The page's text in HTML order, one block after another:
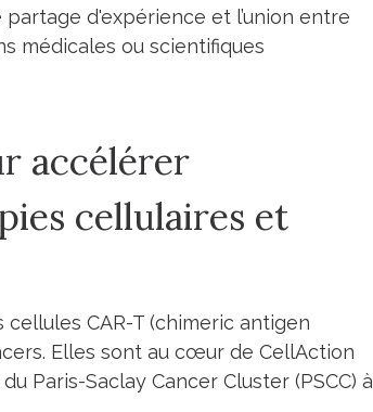
d'expérience et l’union entre
médicales ou scientifiques
accélérer
cellulaires et
CAR-T (chimeric antigen
Elles sont au cœur de CellAction
Paris-Saclay Cancer Cluster (PSCC) à